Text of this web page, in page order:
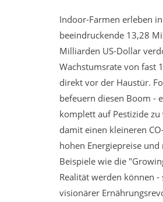
Indoor-Farmen erleben
beeindruckende 13,28
Milliarden US-Dollar
Wachstumsrate von fast
direkt vor der Haustür.
befeuern diesen Boom -
komplett auf Pestizide
damit einen kleineren
hohen Energiepreise
Beispiele wie die
Realität werden können
visionärer